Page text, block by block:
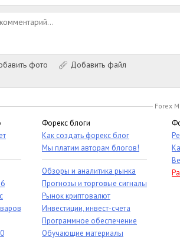
фото Добавить файл
Forex
Форекс блоги
Как создать форекс блог
Мы платим авторам блогов!
Обзоры и аналитика рынка
Прогнозы и торговые сигналы
Рынок криптовалют
Инвестиции, инвест-счета
Программное обеспечение
Обучающие материалы